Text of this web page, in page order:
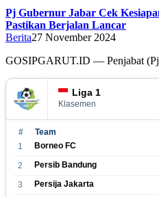
Pj Gubernur Jabar Cek
Pastikan Berjalan Lancar
Berita27 November 2024
GOSIPGARUT.ID — Penjabat
Liga 1
Klasemen
# Team
1 Borneo FC
2
Persib Bandung
3
Persija Jakarta